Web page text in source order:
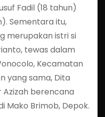
Fadil (18 tahun)
Sementara itu,
merupakan istri si
tewas dalam
Kecamatan
yang sama, Dita
Azizah berencana
Mako Brimob, Depok.